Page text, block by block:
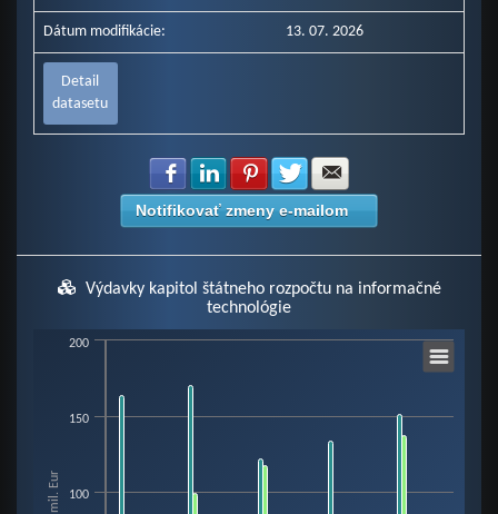
Dátum modifikácie: 13. 07. 2026
Detail
datasetu
Zdielať na Facebook
Zdielať na LinkedIn
Zdielať na Pinterest
Zdielať na Twitter
Notifikovať zmeny e-mailom
Výdavky kapitol štátneho rozpočtu na informačné
technológie
Chart
Bar chart with 10 data series.
The chart has 1 X axis displaying categories.
The chart has 1 Y axis displaying mil. Eur. Data ranges from 0 to 170.66.
mil. Eur 100
150
200